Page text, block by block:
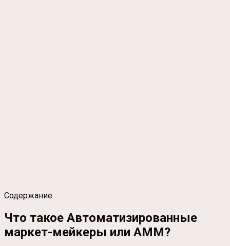
Содержание
Что такое Автоматизированные
маркет-мейкеры или AMM?